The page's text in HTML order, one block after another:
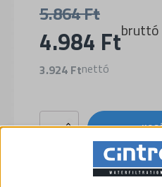
5.864Ft
Original
price
was:
5.864 Ft.
4.984 Ft
is:
bruttó
3.924 Ftnettó
NW